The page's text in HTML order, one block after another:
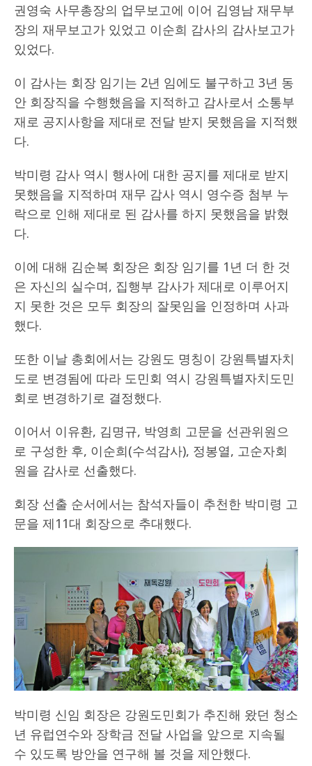
권영숙 사무총장의 업무보고에 이어 김영남 재무부
장의 재무보고가 있었고 이순희 감사의 감사보고가
있었다.
이 감사는 회장 임기는 2년 임에도 불구하고 3년 동
안 회장직을 수행했음을 지적하고 감사로서 소통부
재로 공지사항을 제대로 전달 받지 못했음을 지적했
다.
박미령 감사 역시 행사에 대한 공지를 제대로 받지
못했음을 지적하며 재무 감사 역시 영수증 첨부 누
락으로 인해 제대로 된 감사를 하지 못했음을 밝혔
다.
이에 대해 김순복 회장은 회장 임기를 1년 더 한 것
은 자신의 실수며, 집행부 감사가 제대로 이루어지
지 못한 것은 모두 회장의 잘못임을 인정하며 사과
했다.
또한 이날 총회에서는 강원도 명칭이 강원특별자치
도로 변경됨에 따라 도민회 역시 강원특별자치도민
회로 변경하기로 결정했다.
이어서 이유환, 김명규, 박영희 고문을 선관위원으
로 구성한 후, 이순희(수석감사), 정봉열, 고순자회
원을 감사로 선출했다.
회장 선출 순서에서는 참석자들이 추천한 박미령 고
문을 제11대 회장으로 추대했다.
박미령 신임 회장은 강원도민회가 추진해 왔던 청소
년 유럽연수와 장학금 전달 사업을 앞으로 지속될
수 있도록 방안을 연구해 볼 것을 제안했다.